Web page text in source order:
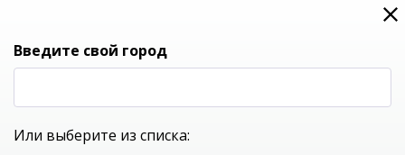
0
УНИВЕРСАЛЬНЫЙ ИНТЕРНЕТ МАГАЗИН
Введите свой город
Или выберите из списка: